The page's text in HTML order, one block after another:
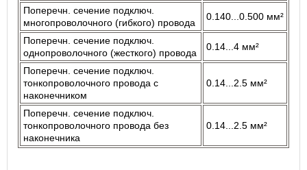
Поперечн. сечение подключ.
многопроволочного (гибкого) провода
0.140...0.500 мм²
Поперечн. сечение подключ.
однопроволочного (жесткого) провода
0.14...4 мм²
Поперечн. сечение подключ.
тонкопроволочного провода с
наконечником
0.14...2.5 мм²
Поперечн. сечение подключ.
тонкопроволочного провода без
наконечника
0.14...2.5 мм²